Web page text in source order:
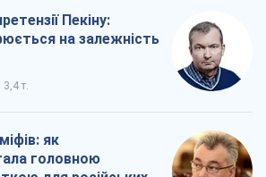
Пекіну:
на залежність
3,4 т.
як
головною